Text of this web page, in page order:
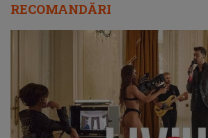
RECOMANDĂRI